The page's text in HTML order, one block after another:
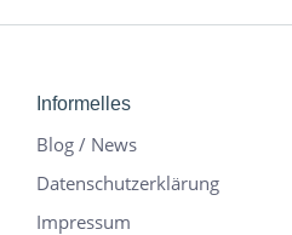
Informelles
Blog / News
Datenschutzerklärung
Impressum